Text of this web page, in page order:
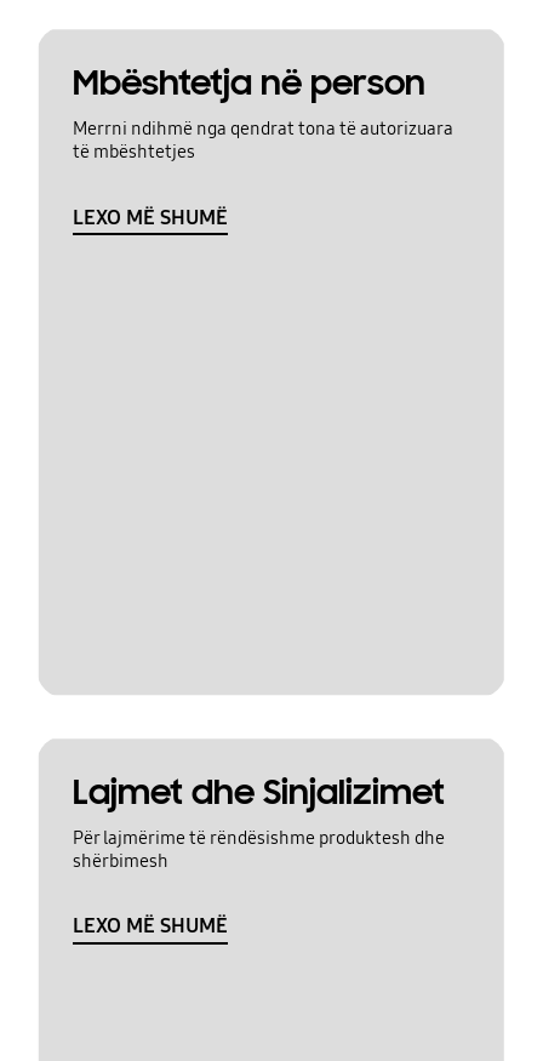
Mbështetja në person
Merrni ndihmë nga qendrat tona të autorizuara
të mbështetjes
LEXO MË SHUMË
Lajmet dhe Sinjalizimet
Për lajmërime të rëndësishme produktesh dhe
shërbimesh
LEXO MË SHUMË